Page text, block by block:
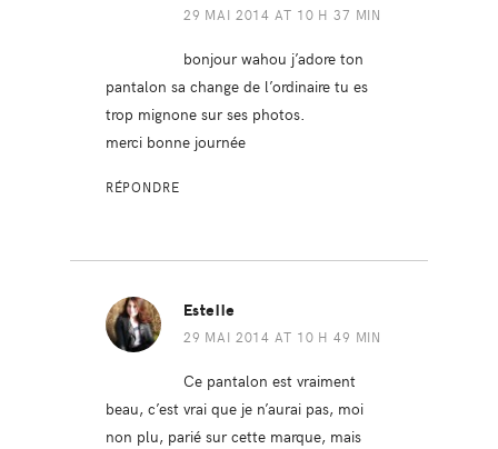
29 MAI 2014 AT 10 H 37 MIN
bonjour wahou j’adore ton
pantalon sa change de l’ordinaire tu es
trop mignone sur ses photos.
merci bonne journée
RÉPONDRE
Estelle
29 MAI 2014 AT 10 H 49 MIN
Ce pantalon est vraiment
beau, c’est vrai que je n’aurai pas, moi
non plu, parié sur cette marque, mais